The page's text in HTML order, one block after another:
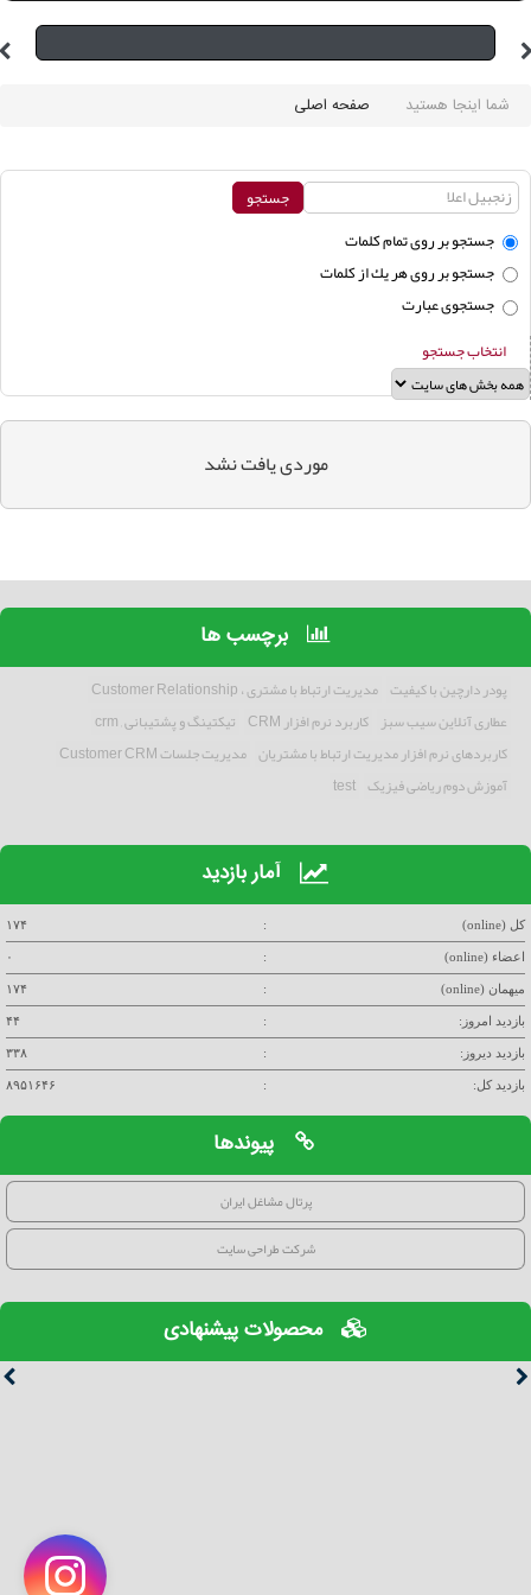
شما اینجا هستید صفحه اصلی
جستجو بر روی تمام كلمات
جستجو بر روی هر يك از كلمات
جستجوی عبارت
انتخاب جستجو
موردی يافت نشد
برچسب ها
پودر دارچین با کیفیت مدیریت ارتباط با مشتری ، Customer Relationship
عطاری آنلاین سیب سبز کاربرد نرم افزار CRM
تیکتینگ و پشتیبانی , crm
کاربردهای نرم افزار مدیریت ارتباط با مشتریان مدیریت جلسات Customer CRM
آموزش دوم ریاضی فیزیک test
آمار بازدید
کل (online) : ۱۷۴
اعضاء (online) : ۰
میهمان (online) : ۱۷۴
بازدید امروز: : ۴۴
بازدید دیروز: : ۳۳۸
بازدید کل: : ۸۹۵۱۶۴۶
پیوندها
پرتال مشاغل ایران
شرکت طراحی سایت
محصولات پیشنهادی